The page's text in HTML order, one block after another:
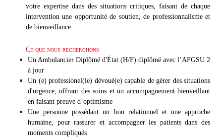
votre expertise dans des situations critiques, faisant de chaque
intervention une opportunité de soutien, de professionnalisme et
de bienveillance.
Ce que nous recherchons
Un Ambulancier Diplômé d'État (H/F) diplômé avec l’AFGSU 2
à jour
Un (e) professionel(le) dévoué(e) capable de gérer des situations
d'urgence, offrant des soins et un accompagnement bienveillant
en faisant preuve d’optimisme
Une personne possédant un bon relationnel et une approche
humaine, pour rassurer et accompagner les patients dans des
moments compliqués